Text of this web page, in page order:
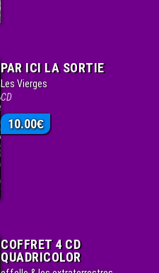
PAR ICI LA SORTIE
Les Vierges
CD
10.00€
COFFRET 4 CD
QUADRICOLOR